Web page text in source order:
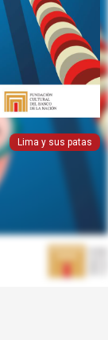
Lima y sus patas